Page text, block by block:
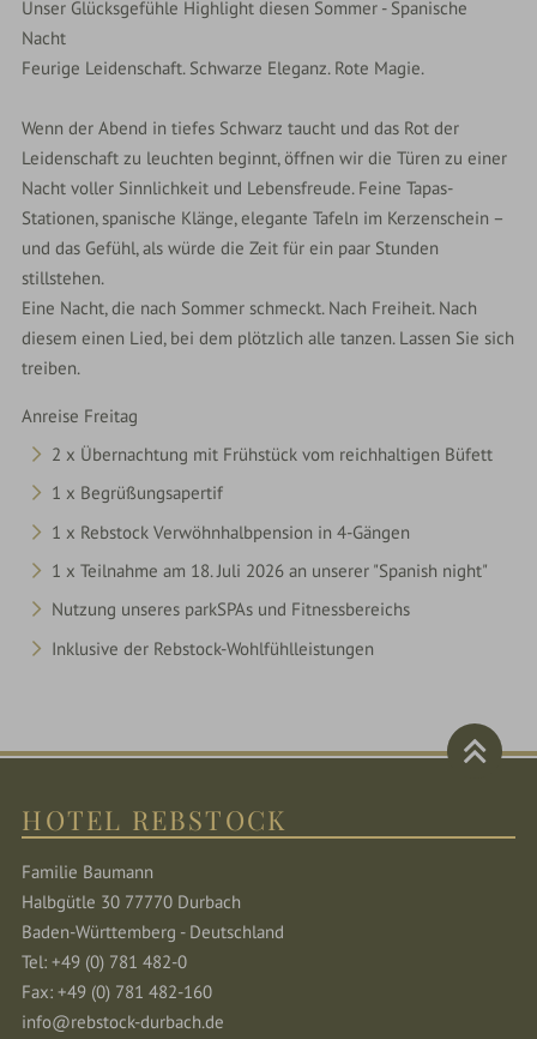
Unser Glücksgefühle Highlight diesen Sommer - Spanische
Nacht
Feurige Leidenschaft. Schwarze Eleganz. Rote Magie.
Wenn der Abend in tiefes Schwarz taucht und das Rot der
Leidenschaft zu leuchten beginnt, öffnen wir die Türen zu einer
Nacht voller Sinnlichkeit und Lebensfreude. Feine Tapas-
Stationen, spanische Klänge, elegante Tafeln im Kerzenschein –
und das Gefühl, als würde die Zeit für ein paar Stunden
stillstehen.
Eine Nacht, die nach Sommer schmeckt. Nach Freiheit. Nach
diesem einen Lied, bei dem plötzlich alle tanzen. Lassen Sie sich
treiben.
Anreise Freitag
2 x Übernachtung mit Frühstück vom reichhaltigen Büfett
1 x Begrüßungsapertif
1 x Rebstock Verwöhnhalbpension in 4-Gängen
1 x Teilnahme am 18. Juli 2026 an unserer "Spanish night"
Nutzung unseres parkSPAs und Fitnessbereichs
Inklusive der Rebstock-Wohlfühlleistungen
HOTEL REBSTOCK
Familie Baumann
Halbgütle 30 77770 Durbach
Baden-Württemberg - Deutschland
Tel: +49 (0) 781 482-0
Fax: +49 (0) 781 482-160
info@rebstock-durbach.de